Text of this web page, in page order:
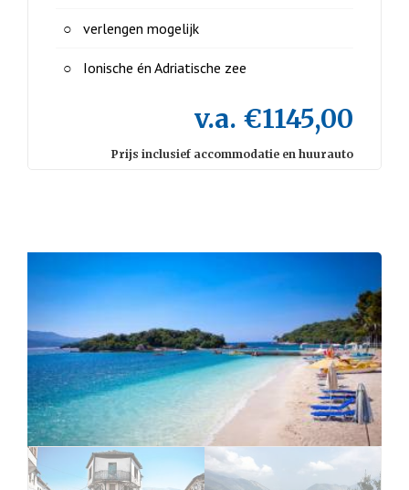
verlengen mogelijk
Ionische én Adriatische zee
v.a. €1145,00
Prijs inclusief accommodatie en huurauto